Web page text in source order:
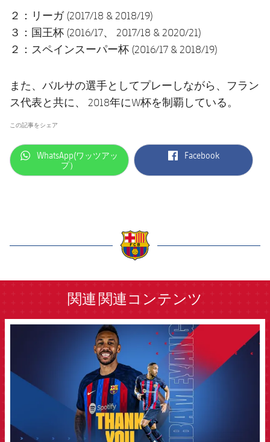
２：リーガ (2017/18 & 2018/19)
３：国王杯 (2016/17、 2017/18 & 2020/21)
２：スペインスーパー杯 (2016/17 & 2018/19)
また、バルサの選手としてプレーしながら、フラン
ス代表と共に、 2018年にW杯を制覇している。
この記事をシェア
label.aria.whatsapp
WhatsApp(ワッツアッ
プ）
label.aria.facebook
Facebook
関連 関連コンテンツ
FCB Barcelona badge